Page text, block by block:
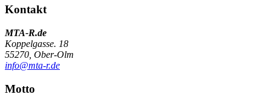
Kontakt
MTA-R.de
Koppelgasse. 18
55270, Ober-Olm
info@mta-r.de
Motto